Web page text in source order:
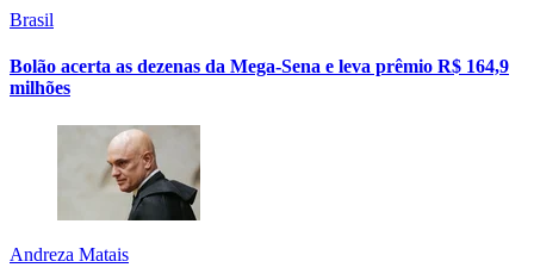
Brasil
Bolão acerta as dezenas da Mega-Sena e leva prêmio R$ 164,9
milhões
Andreza Matais